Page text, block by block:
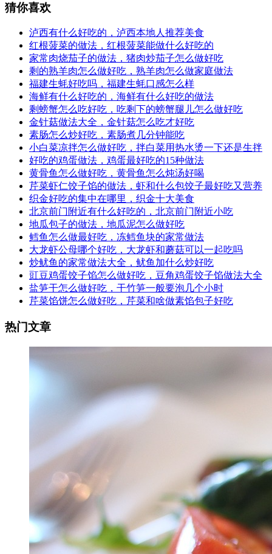
猜你喜欢
泸西有什么好吃的，泸西本地人推荐美食
红根菠菜的做法，红根菠菜能做什么好吃的
家常肉烧茄子的做法，猪肉炒茄子怎么做好吃
剩的熟羊肉怎么做好吃，熟羊肉怎么做家庭做法
福建生蚝好吃吗，福建生蚝口感怎么样
海鲜有什么好吃的，海鲜有什么好吃的做法
剩螃蟹怎么吃好吃，吃剩下的螃蟹腿儿怎么做好吃
金针菇做法大全，金针菇怎么吃才好吃
素肠怎么炒好吃，素肠煮几分钟能吃
小白菜凉拌怎么做好吃，拌白菜用热水烫一下还是生拌
好吃的鸡蛋做法，鸡蛋最好吃的15种做法
黄骨鱼怎么做好吃，黄骨鱼怎么炖汤好喝
芹菜虾仁饺子馅的做法，虾和什么包饺子最好吃又营养
织金好吃的集中在哪里，织金十大美食
北京前门附近有什么好吃的，北京前门附近小吃
地瓜包子的做法，地瓜泥怎么做好吃
鳕鱼怎么做最好吃，冻鳕鱼块的家常做法
大龙虾公母哪个好吃，大龙虾和蘑菇可以一起吃吗
炒鱿鱼的家常做法大全，鱿鱼加什么炒好吃
豇豆鸡蛋饺子馅怎么做好吃，豆角鸡蛋饺子馅做法大全
盐笋干怎么做好吃，干竹笋一般要泡几个小时
芹菜馅饼怎么做好吃，芹菜和啥做素馅包子好吃
热门文章